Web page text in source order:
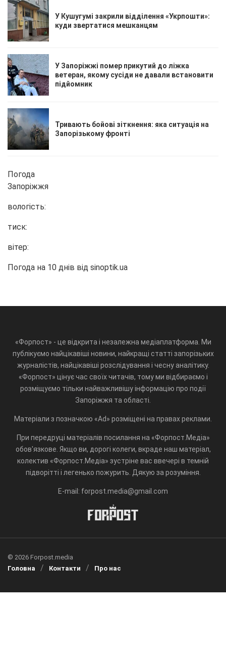
У Кушугумі закрили відділення «Укрпошти»:
куди звертатися мешканцям
У Запоріжжі помер прикутий до ліжка
ветеран, якому сусіди не давали встановити
підйомник
Тривають бойові зіткнення: яка ситуація на
Запорізькому фронті
Погода
Запоріжжя
вологість:
тиск:
вітер:
Погода на 10 днів від sinoptik.ua
«Форпост» - це відкрита і незалежна медіаплатформа. Ми
публікуємо найцікавіші новини, найкращі статті запорізьких
журналістів, найцікавіші розслідування і чесну аналітику.
«Форпост» цінує час своїх читачів, тому ми відбираємо і
розміщуємо тільки найважливішу інформацію про події
Запоріжжя та області.
Матеріали з позначкою «Ad» розміщені на правах реклами.
При передруці матеріалів посилання на «Форпост.Медіа»
обов'язкове. Якщо ви, дорогі колеги, вкраде наш матеріал,
колектив «Форпост.Медіа» зустріне вас ввечері в темній
підворітті і легенько пожурить. Дякую за розуміння.
E-mail: forpost.media@gmail.com
© 2026 Forpost.media
Головна
Контакти Про нас